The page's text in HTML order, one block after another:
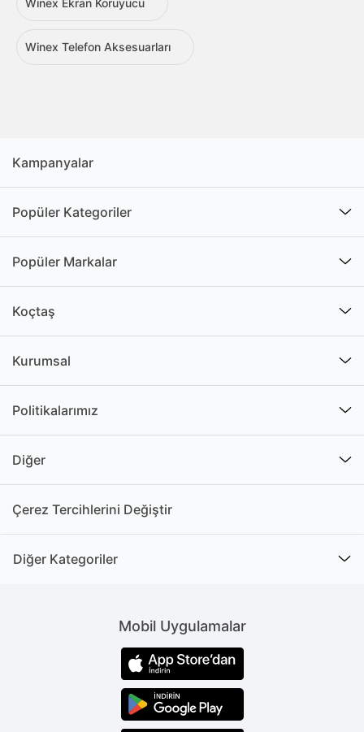
Winex Ekran Koruyucu
Winex Telefon Aksesuarları
Kampanyalar
Popüler Kategoriler
Popüler Markalar
Koçtaş
Kurumsal
Politikalarımız
Diğer
Çerez Tercihlerini Değiştir
Diğer Kategoriler
Mobil Uygulamalar